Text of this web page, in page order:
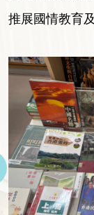
推展國情教育